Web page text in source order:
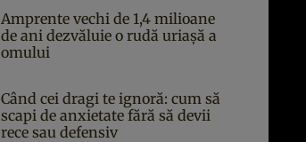
Amprente vechi de 1,4 milioane
de ani dezvăluie o rudă uriașă a
omului
Când cei dragi te ignoră: cum să
scapi de anxietate fără să devii
rece sau defensiv